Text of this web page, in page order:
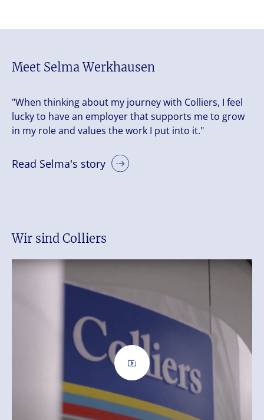
Meet Selma Werkhausen
"When thinking about my journey with Colliers, I feel
lucky to have an employer that supports me to grow
in my role and values the work I put into it."
Read Selma's story
Wir sind Colliers